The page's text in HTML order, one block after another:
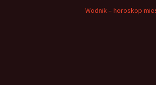
Wodnik – horoskop